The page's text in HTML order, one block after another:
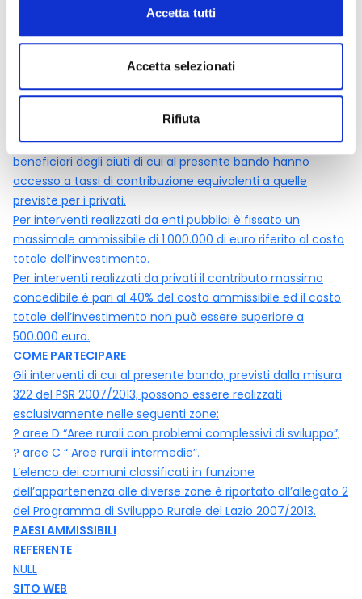
Accetta tutti
Accetta selezionati
Rifiuta
• proprietari pubblici o privati degli edifici oggetto
ENTITA' CONTRIBUTO
l sostegno è concesso nella forma di contributo a fondo
perduto fino ad un massimo del 100% del costo
ammissibile ridotto al 40% nel caso in cui i beneficiari siano
I partenariati pubblico-privati che si propongono quali
beneficiari degli aiuti di cui al presente bando hanno
accesso a tassi di contribuzione equivalenti a quelle
previste per i privati.
Per interventi realizzati da enti pubblici è fissato un
massimale ammissibile di 1.000.000 di euro riferito al costo
totale dell’investimento.
Per interventi realizzati da privati il contributo massimo
concedibile è pari al 40% del costo ammissibile ed il costo
totale dell’investimento non può essere superiore a
500.000 euro.
COME PARTECIPARE
Gli interventi di cui al presente bando, previsti dalla misura
322 del PSR 2007/2013, possono essere realizzati
esclusivamente nelle seguenti zone:
? aree D “Aree rurali con problemi complessivi di sviluppo”;
? aree C “ Aree rurali intermedie”.
L’elenco dei comuni classificati in funzione
dell’appartenenza alle diverse zone è riportato all’allegato 2
del Programma di Sviluppo Rurale del Lazio 2007/2013.
PAESI AMMISSIBILI
REFERENTE
NULL
SITO WEB